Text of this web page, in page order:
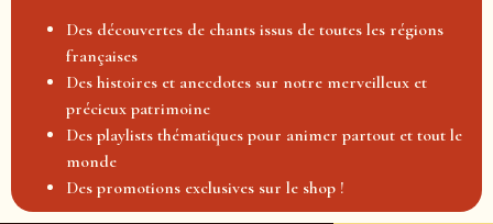
Des découvertes de chants issus de toutes les régions
françaises
Des histoires et anecdotes sur notre merveilleux et
précieux patrimoine
Des playlists thématiques pour animer partout et tout le
monde
Des promotions exclusives sur le shop !